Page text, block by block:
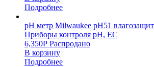
Подробнее
pH метр Milwaukee pH51
Приборы контроля pH, EC
6,350Р Распродано
В корзину
Подробнее